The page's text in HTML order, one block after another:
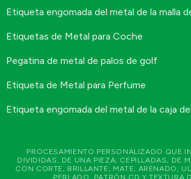
Etiqueta engomada del metal de la malla
Etiquetas de Metal para Coche
Pegatina de metal de palos de golf
Etiqueta de Metal para Perfume
Etiqueta engomada del metal de la caja
PROCESAMIENTO PERSONALIZADO QUE
DIVIDIDAS, DE UNA PIEZA, CEPILLADAS, DE
CON CORTE, BRILLANTE, MATE, ARENADO,
PERLADO, PATRÓN CD Y TEXTURA